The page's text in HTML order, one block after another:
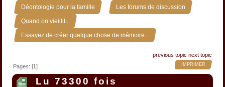
Déontologie pour la famille » Les forums de discussion »
Quand on vieillit... »
Essayez de créer quelque chose de mémoire...
previous topic next topic
IMPRIMER
Pages: [1]
Lu 73300 fois